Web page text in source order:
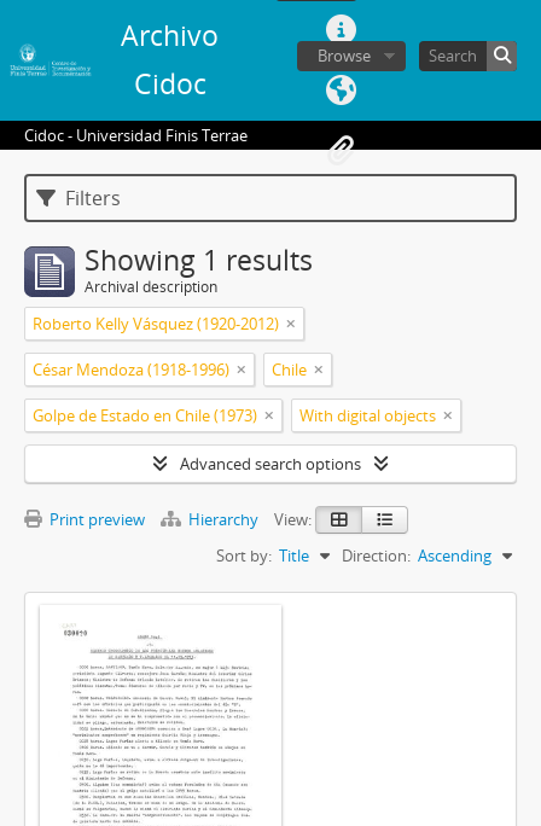
Archivo
Cidoc
Browse
Cidoc - Universidad Finis Terrae
Filters
Showing 1 results
Archival description
Roberto Kelly Vásquez (1920-2012)
César Mendoza (1918-1996) Chile
Golpe de Estado en Chile (1973) With digital objects
Advanced search options
Print preview Hierarchy
View:
Sort by: Title Direction: Ascending